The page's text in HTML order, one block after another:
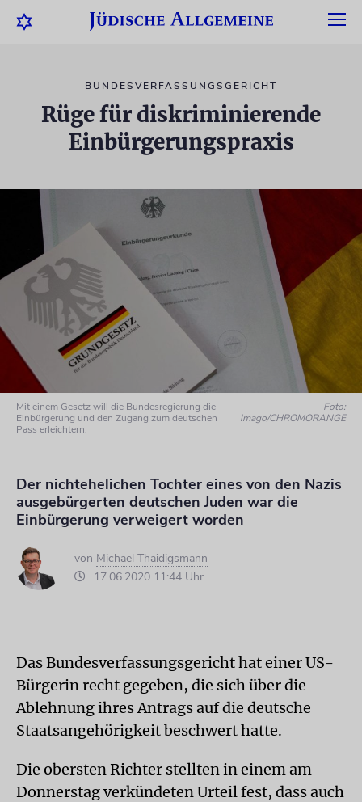
BUNDESVERFASSUNGSGERICHT
Rüge für diskriminierende
Einbürgerungspraxis
Mit einem Gesetz will die Bundesregierung die
Einbürgerung und den Zugang zum deutschen
Pass erleichtern.
Foto:
imago/CHROMORANGE
Der nichtehelichen Tochter eines von den Nazis
ausgebürgerten deutschen Juden war die
Einbürgerung verweigert worden
von Michael Thaidigsmann
17.06.2020 11:44 Uhr
Das Bundesverfassungsgericht hat einer US-
Bürgerin recht gegeben, die sich über die
Ablehnung ihres Antrags auf die deutsche
Staatsangehörigkeit beschwert hatte.
Die obersten Richter stellten in einem am
Donnerstag verkündeten Urteil fest, dass auch